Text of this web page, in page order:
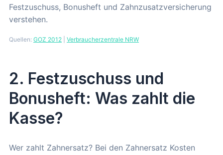
Festzuschuss, Bonusheft und Zahnzusatzversicherung
verstehen.
Quellen: GOZ 2012 Verbraucherzentrale NRW
2. Festzuschuss und
Bonusheft: Was zahlt die
Kasse?
Wer zahlt Zahnersatz? Bei den Zahnersatz Kosten